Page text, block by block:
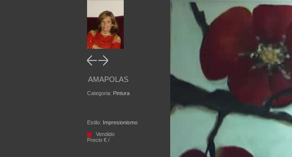
AMAPOLAS
Categoria: Pintura
Estilo: Impresionismo
Vendido
Precio € /